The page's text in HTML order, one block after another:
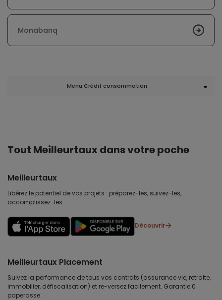
Monabanq
Menu Crédit consommation
Tout Meilleurtaux dans votre poche
Meilleurtaux
Libérez le potentiel de vos projets : préparez-les, suivez-les,
accomplissez-les.
Découvrir
Meilleurtaux Placement
Suivez la performance de tous vos contrats (assurance vie, retraite,
immobilier, défiscalisation) et re-versez facilement. Garantie 0
paperasse.